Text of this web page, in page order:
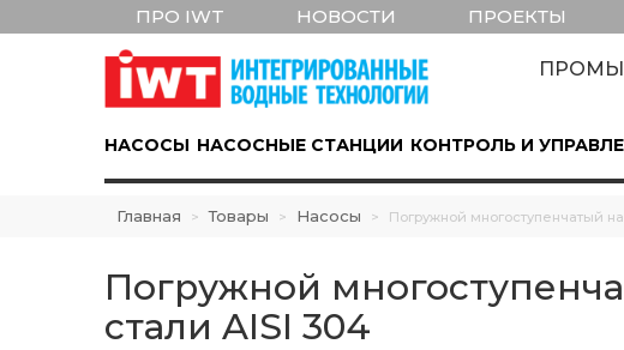
ПРО IWT НОВОСТИ ПРОЕКТЫ
НАСОСЫ НАСОСНЫЕ СТАНЦИИ КОНТРОЛЬ И
Главная > Товары > Насосы > Погружной многоступенчатый
Погружной
стали AISI 304